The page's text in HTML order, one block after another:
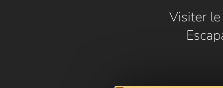
Visiter